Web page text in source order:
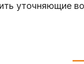
уточняющие